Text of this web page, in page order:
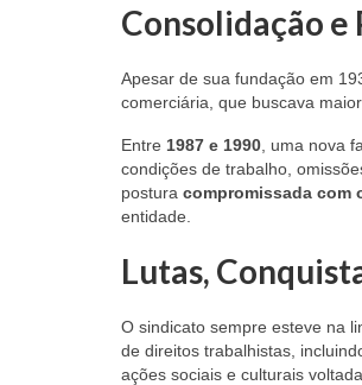
Consolidação
Apesar de sua fundação em
comerciária, que buscava
Entre 1987 e 1990 , uma nova
condições de trabalho,
postura compromissada com
entidade.
Lutas,
O sindicato sempre esteve na
de direitos trabalhistas,
ações sociais e culturais